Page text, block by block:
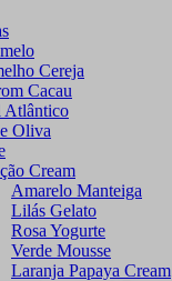
Cereja
Cacau
Atlântico
Oliva
Cream
Amarelo Manteiga
Lilás Gelato
Rosa Yogurte
Verde Mousse
Laranja Papaya Cream